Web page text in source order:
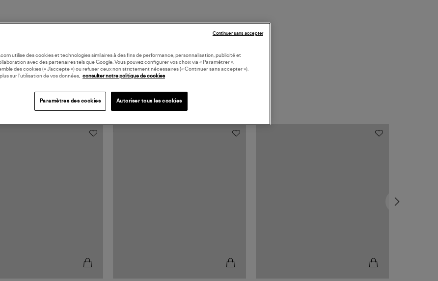
VUS
utilise des cookies et technologies similaires à des fins de performance, personnalisation, publicité et
avec des partenaires tels que Google. Vous pouvez configurer vos choix via « Paramétrer »,
des cookies (« J’accepte ») ou refuser ceux non strictement nécessaires (« Continuer sans accepter »).
sur l’utilisation de vos données, consulter notre politique de cookies
Paramètres des cookies Autoriser tous les cookies
Continuer sans accepter